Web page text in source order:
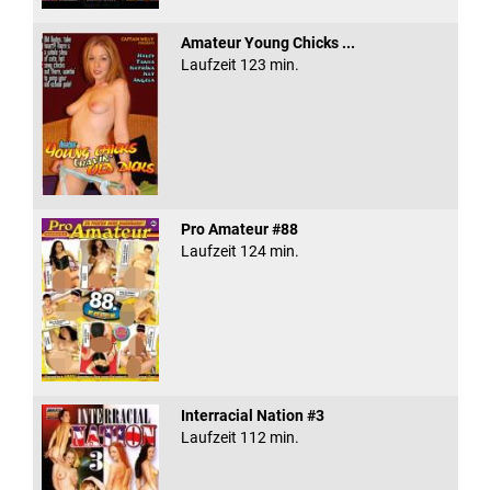
Amateur Young Chicks ...
Laufzeit 123 min.
Pro Amateur #88
Laufzeit 124 min.
Interracial Nation #3
Laufzeit 112 min.